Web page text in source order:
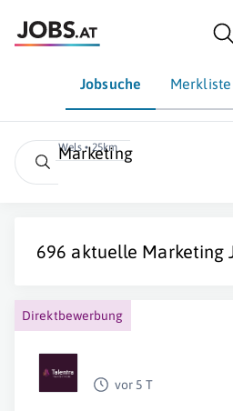
Jobsuche Merkliste
Wels • 25km
Marketing
696 aktuelle Marketing
Direktbewerbung
vor 5 T